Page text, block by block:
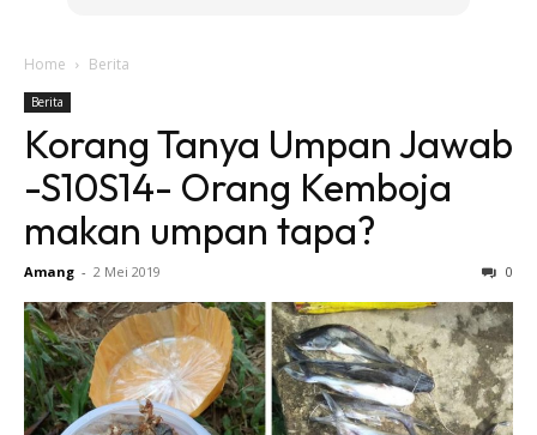
Home Berita
Berita
Korang Tanya Umpan Jawab
-S10S14- Orang Kemboja
makan umpan tapa?
Amang - 2 Mei 2019 0